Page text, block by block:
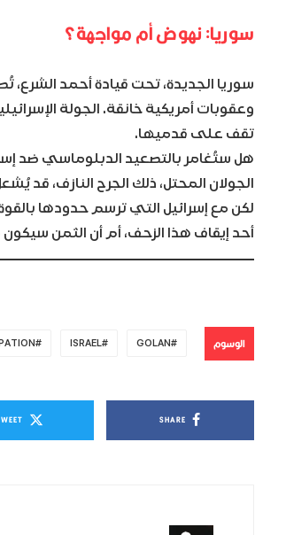
سوريا: نهوض أم مواجهة؟
سوريا الجديدة، تحت قيادة أحمد
وعقوبات أمريكية خانقة. الجولة
تقف على قدميها.
هل ستُغامر بالتصعيد الدبلوماسي ضد
الجولان المحتل، ذلك الجرح النازف، قد
لكن مع إسرائيل التي ترسم حدودها
أحد إيقاف هذا الزحف، أم أن الثمن سيكون
الوسوم GOLAN
ISRAEL
SHARE